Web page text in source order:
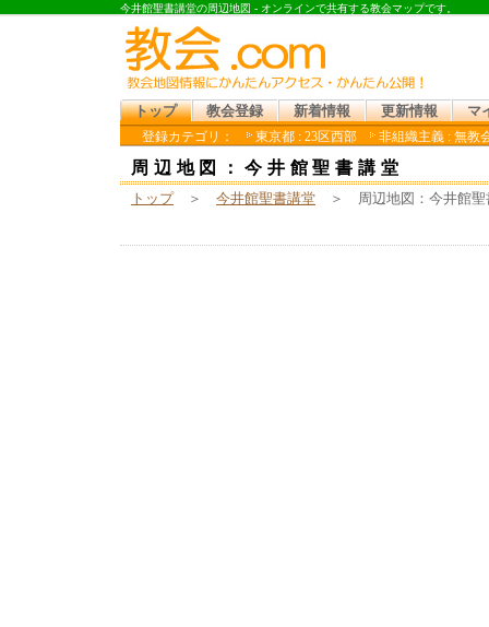
今井館聖書講堂の周辺地図 - オンラインで共有する教会マップです。
トップ 教会登録 新着情報 更新情報
マ
登録カテゴリ：
東京都 : 23区西部 非組織主義 : 無教
周辺地図：今井館聖書講堂
トップ ＞ 今井館聖書講堂 ＞ 周辺地図：今井館聖